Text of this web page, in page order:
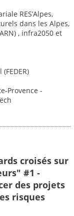
RES’Alpes,
dans les Alpes,
, infra2050 et
Provence -
croisés sur
#1 -
des projets
risques